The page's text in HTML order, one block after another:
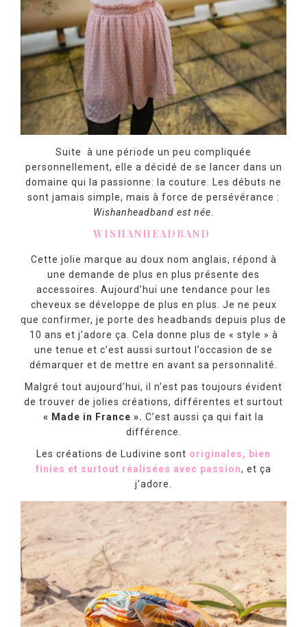
Suite à une période un peu compliquée
personnellement, elle a décidé de se lancer dans un
domaine qui la passionne: la couture. Les débuts ne
sont jamais simple, mais à force de persévérance :
Wishanheadband est née
WISHANHEADBAND
Cette jolie marque au doux nom anglais, répond à
une demande de plus en plus présente des
accessoires. Aujourd’hui une tendance pour les
cheveux se développe de plus en plus. Je ne peux
que confirmer, je porte des headbands depuis plus de
10 ans et j’adore ça. Cela donne plus de « style » à
une tenue et c’est aussi surtout l’occasion de se
démarquer et de mettre en avant sa personnalité.
Malgré tout aujourd’hui, il n’est pas toujours évident
de trouver de jolies créations, différentes et surtout
« Made in France ». C’est aussi ça qui fait la
différence.
Les créations de Ludivine sont originales, bien
finies et surtout réalisées avec passion, et ça
j’adore.